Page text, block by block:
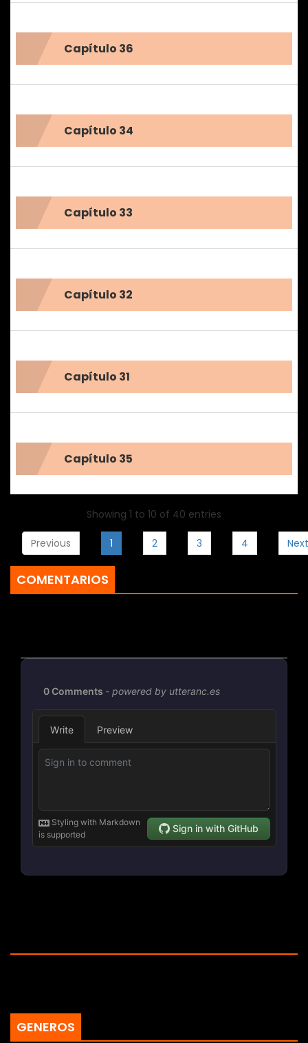
Capítulo 36
Capítulo 34
Capítulo 33
Capítulo 32
Capítulo 31
Capítulo 35
Showing 1 to 10 of 40 entries
Previous 1 2 3 4 Next
COMENTARIOS
GENEROS